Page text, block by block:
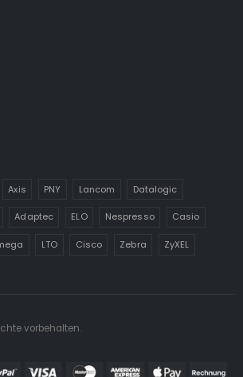
Axis PNY Lancom Datalogic
Adaptec ELO Nespresso Casio
LTO Cisco Zebra ZyXEL
vorbehalten.